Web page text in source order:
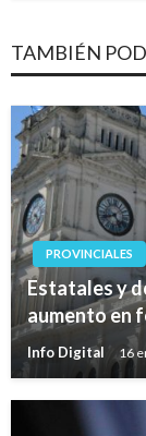
TAMBIÉN
PROVINCIALES
Estatales y
aumento en
Info Digital 16